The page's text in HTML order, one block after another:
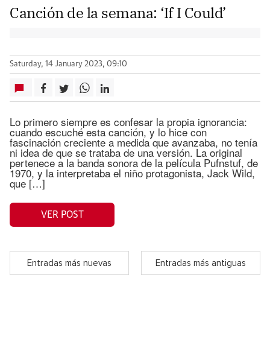
Canción de la semana: ‘If I Could’
Saturday, 14 January 2023, 09:10
Lo primero siempre es confesar la propia ignorancia:
cuando escuché esta canción, y lo hice con
fascinación creciente a medida que avanzaba, no tenía
ni idea de que se trataba de una versión. La original
pertenece a la banda sonora de la película Pufnstuf, de
1970, y la interpretaba el niño protagonista, Jack Wild,
que […]
VER POST
Entradas más nuevas Entradas más antiguas